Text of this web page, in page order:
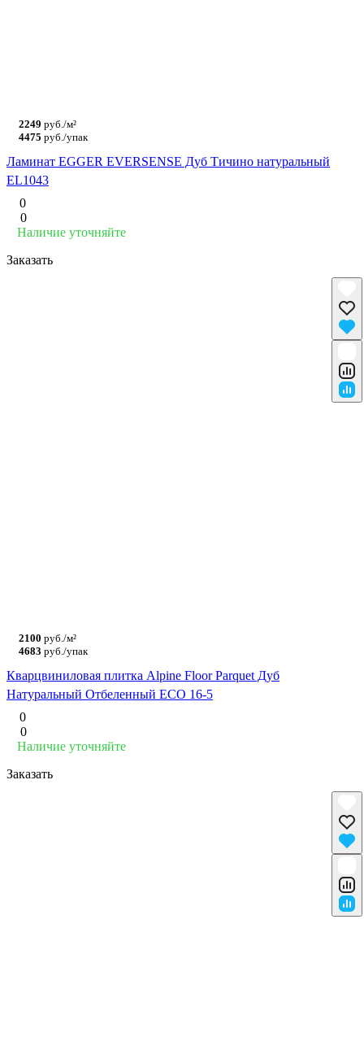
2249 руб./м²
4475 руб./упак
Ламинат EGGER EVERSENSE Дуб Тичино натуральный
EL1043
0
0
Наличие уточняйте
Заказать
2100 руб./м²
4683 руб./упак
Кварцвиниловая плитка Alpine Floor Parquet Дуб
Натуральный Отбеленный ECO 16-5
0
0
Наличие уточняйте
Заказать